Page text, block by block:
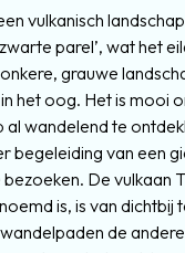
vulkanisch
parel’, wat het
grauwe
het oog. Het is mooi
al wandelend te
begeleiding van een
De vulkaan
is, is van dichtbij
de